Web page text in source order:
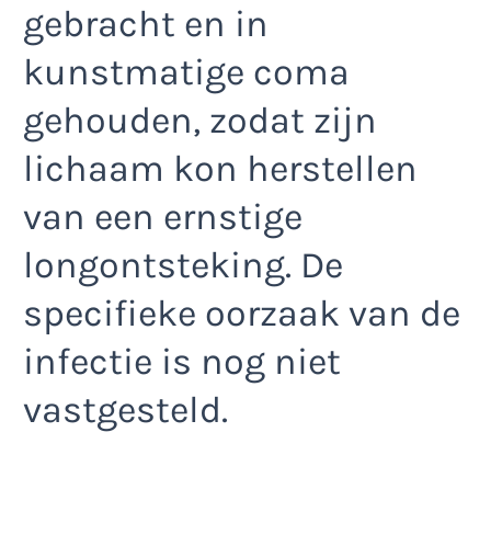
gebracht en in
kunstmatige coma
gehouden, zodat zijn
lichaam kon herstellen
van een ernstige
longontsteking. De
specifieke oorzaak van de
infectie is nog niet
vastgesteld.